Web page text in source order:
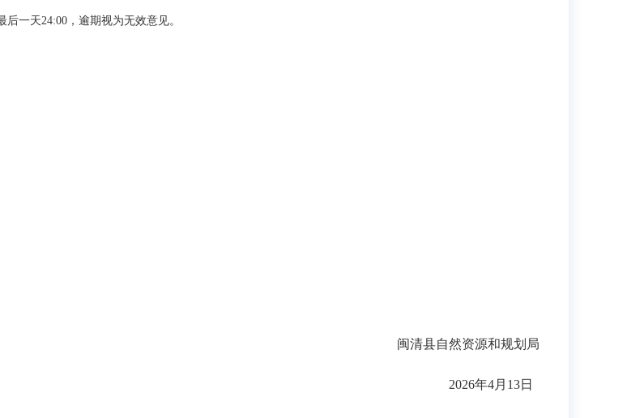
一天24:00，逾期视为无效意见。
闽清县自然资源和规划局
2026年4月13日